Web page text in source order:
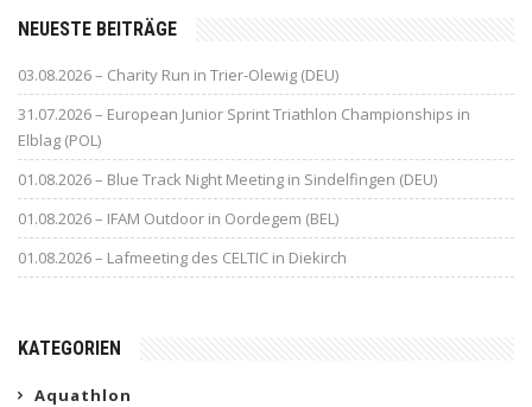
NEUESTE BEITRÄGE
03.08.2026 – Charity Run in Trier-Olewig (DEU)
31.07.2026 – European Junior Sprint Triathlon Championships in
Elblag (POL)
01.08.2026 – Blue Track Night Meeting in Sindelfingen (DEU)
01.08.2026 – IFAM Outdoor in Oordegem (BEL)
01.08.2026 – Lafmeeting des CELTIC in Diekirch
KATEGORIEN
Aquathlon